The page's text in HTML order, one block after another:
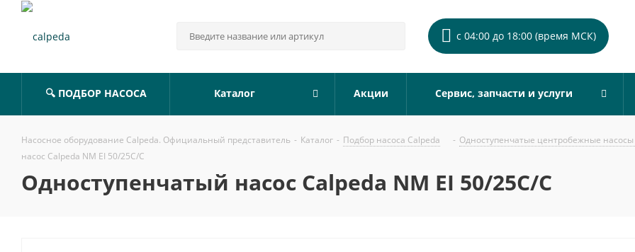
с 04:00 до 18:00 (время МСК)
🔍 ПОДБОР НАСОСА Каталог Акции Сервис, запчасти и услуги
Насосное оборудование Calpeda. Официальный представитель - Каталог - Подбор насоса Calpeda - Одноступенчатые центробежные
насос Calpeda NM EI 50/25C/C
Одноступенчатый насос Calpeda NM EI 50/25C/C